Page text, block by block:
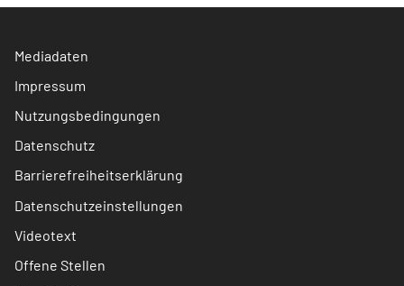
Mediadaten
Impressum
Nutzungsbedingungen
Datenschutz
Barrierefreiheitserklärung
Datenschutzeinstellungen
Videotext
Offene Stellen